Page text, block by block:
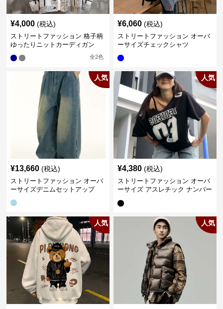
¥4,000 (税込)
ストリートファッション 格子柄
ゆったりニットカーディガン
全2色
¥6,060 (税込)
ストリートファッション オーバ
ーサイズチェックシャツ
人気
¥13,660 (税込)
ストリートファッション オーバ
ーサイズデニムセットアップ
人気
¥4,380 (税込)
ストリートファッション オーバ
ーサイズ アスレチック ナンバー
人気 人気